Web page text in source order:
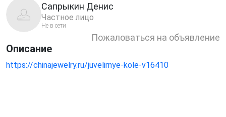
Сапрыкин Денис
Частное лицо
Не в сети
Пожаловаться на объявление
Описание
https://chinajewelry.ru/juvelirnye-kole-v16410